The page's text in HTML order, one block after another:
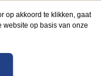
op akkoord te klikken, gaat
website op basis van onze
-Alle voorwaarden|